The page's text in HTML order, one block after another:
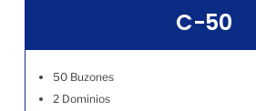
C-50
50 Buzones
2 Dominios